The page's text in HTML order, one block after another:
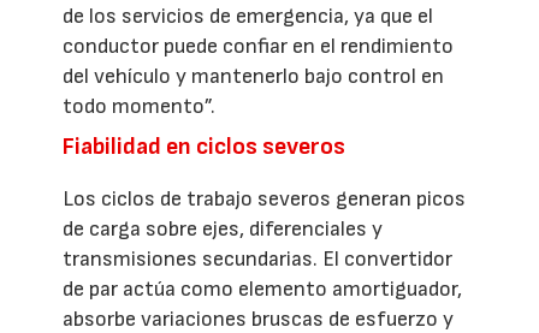
de los servicios de emergencia, ya que el
conductor puede confiar en el rendimiento
del vehículo y mantenerlo bajo control en
todo momento”.
Fiabilidad en ciclos severos
Los ciclos de trabajo severos generan picos
de carga sobre ejes, diferenciales y
transmisiones secundarias. El convertidor
de par actúa como elemento amortiguador,
absorbe variaciones bruscas de esfuerzo y